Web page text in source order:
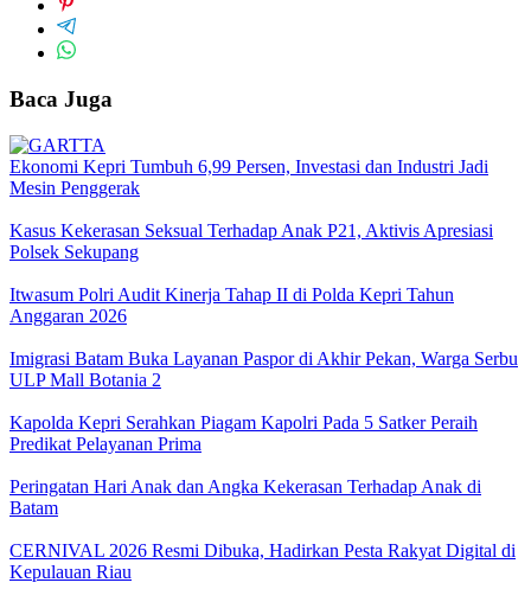
Baca Juga
Ekonomi Kepri Tumbuh 6,99 Persen, Investasi dan Industri Jadi
Mesin Penggerak
Kasus Kekerasan Seksual Terhadap Anak P21, Aktivis Apresiasi
Polsek Sekupang
Itwasum Polri Audit Kinerja Tahap II di Polda Kepri Tahun
Anggaran 2026
Imigrasi Batam Buka Layanan Paspor di Akhir Pekan, Warga Serbu
ULP Mall Botania 2
Kapolda Kepri Serahkan Piagam Kapolri Pada 5 Satker Peraih
Predikat Pelayanan Prima
Peringatan Hari Anak dan Angka Kekerasan Terhadap Anak di
Batam
CERNIVAL 2026 Resmi Dibuka, Hadirkan Pesta Rakyat Digital di
Kepulauan Riau